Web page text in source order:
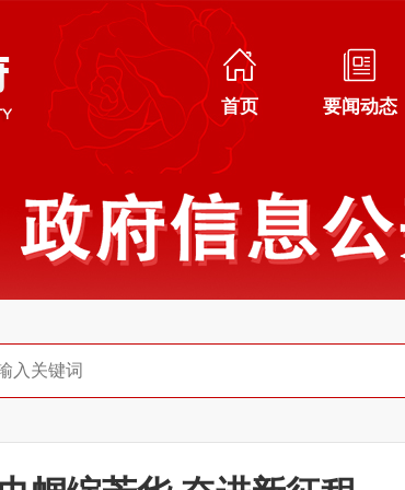
首页 要闻动态